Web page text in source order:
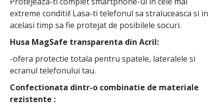
extreme conditii! Lasa-ti telefonul sa straluceasca si in
acelasi timp sa fie protejat de posibilele socuri.
Husa MagSafe transparenta din Acril:
-ofera protectie totala pentru spatele, lateralele si
ecranul telefonului tau.
Confectionata dintr-o combinatie de materiale
rezistente :